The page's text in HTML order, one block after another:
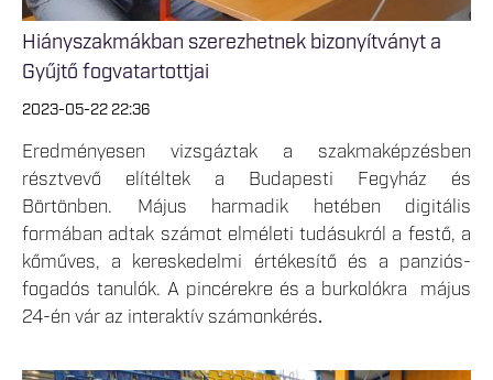
Hiányszakmákban szerezhetnek bizonyítványt a
Gyűjtő fogvatartottjai
2023-05-22 22:36
Eredményesen vizsgáztak a szakmaképzésben
résztvevő elítéltek a Budapesti Fegyház és
Börtönben. Május harmadik hetében digitális
formában adtak számot elméleti tudásukról a festő, a
kőműves, a kereskedelmi értékesítő és a panziós-
fogadós tanulók. A pincérekre és a burkolókra május
24-én vár az interaktív számonkérés.